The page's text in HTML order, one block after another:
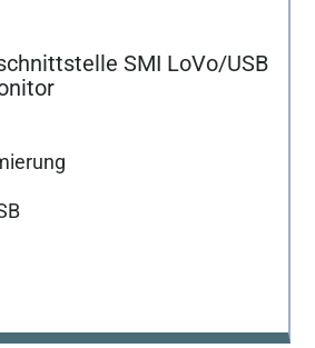
SMI LoVo/USB